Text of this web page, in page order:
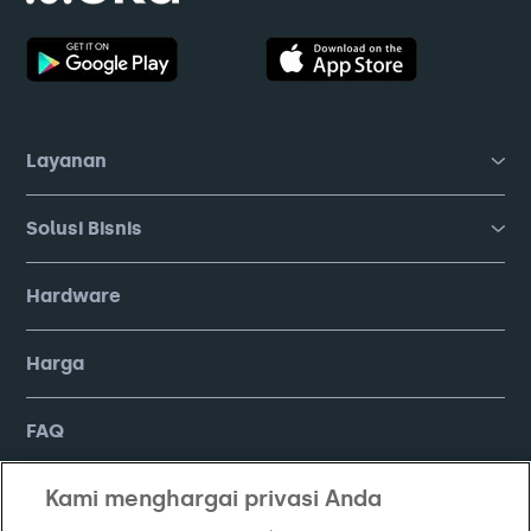
Layanan
Solusi Bisnis
Hardware
Harga
FAQ
Company
Kami menghargai privasi Anda